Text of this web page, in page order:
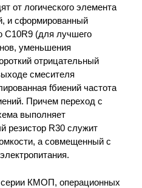
от логического элемента
и сформированный
(для лучшего
уменьшения
отрицательный
смесителя
fбиений частота
Причем переход с
выполняет
резистор R30 служит
а совмещенный с
КМОП, операционных